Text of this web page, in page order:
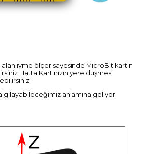
alan ivme ölçer sayesinde MicroBit kartın
Kartınızın yere düşmesi
anlamına geliyor.